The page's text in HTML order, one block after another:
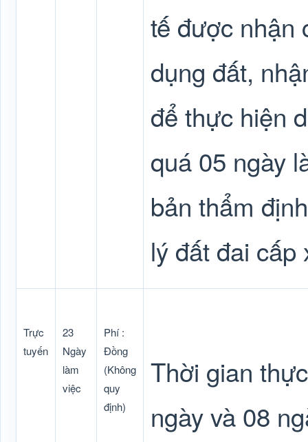
tế được nhận
dụng đất,
để thực hiện
quá 05 ngày
bản thẩm
lý đất đai cấp
Trực
tuyến
23
Ngày
làm
việc
Phí :
Đồng
(Không
quy
định)
Thời gian
ngày và 08